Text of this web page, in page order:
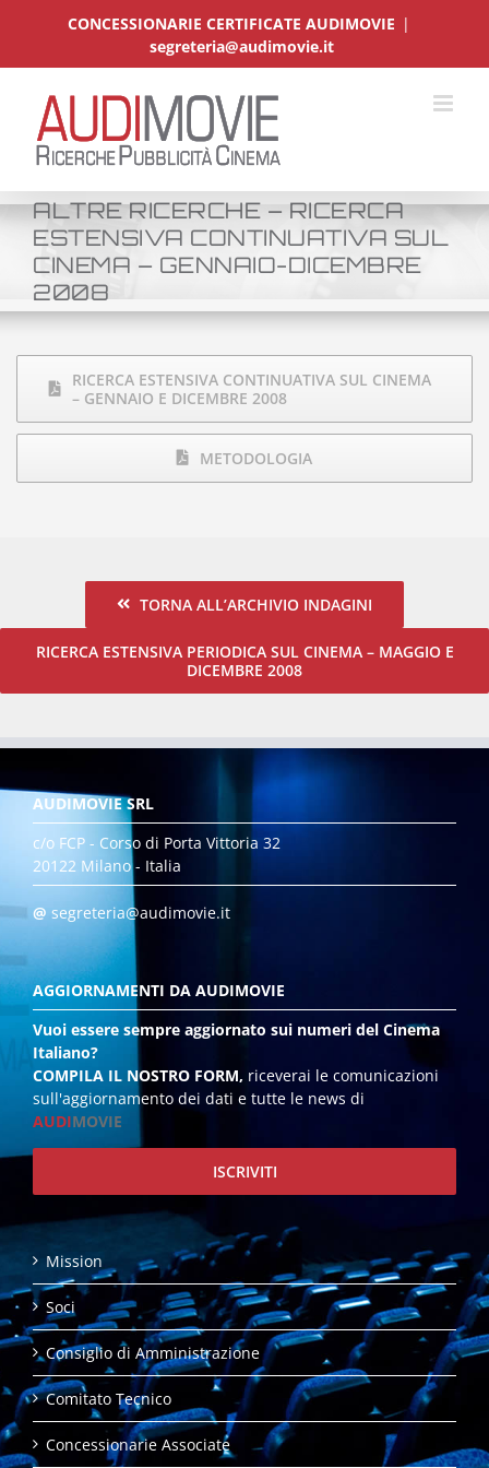
CONCESSIONARIE CERTIFICATE AUDIMOVIE |
segreteria@audimovie.it
ALTRE RICERCHE – RICERCA
ESTENSIVA CONTINUATIVA SUL
CINEMA – GENNAIO-DICEMBRE
2008
RICERCA ESTENSIVA CONTINUATIVA SUL CINEMA
– GENNAIO E DICEMBRE 2008
METODOLOGIA
TORNA ALL’ARCHIVIO INDAGINI
RICERCA ESTENSIVA PERIODICA SUL CINEMA – MAGGIO E
DICEMBRE 2008
AUDIMOVIE SRL
c/o FCP - Corso di Porta Vittoria 32
20122 Milano - Italia
@ segreteria@audimovie.it
AGGIORNAMENTI DA AUDIMOVIE
Vuoi essere sempre aggiornato sui numeri del Cinema
Italiano?
COMPILA IL NOSTRO FORM, riceverai le comunicazioni
sull'aggiornamento dei dati e tutte le news di
AUDIMOVIE
ISCRIVITI
Mission
Soci
Consiglio di Amministrazione
Comitato Tecnico
Concessionarie Associate